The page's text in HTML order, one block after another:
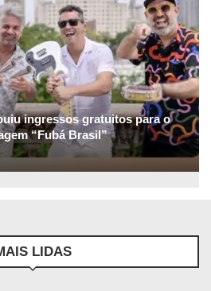
ingressos gratuitos para o
“Fubá Brasil”
LIDAS